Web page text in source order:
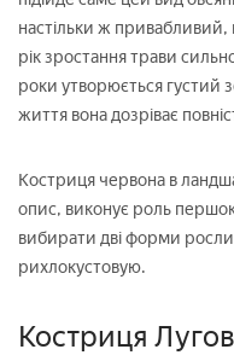
настільки ж привабливий,
рік зростання трави
роки утворюється густий
життя вона дозріває
Костриця червона в
опис, виконує роль
вибирати дві форми
рихлокустовую.
Костриця